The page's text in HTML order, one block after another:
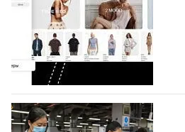
Компания BALLINA
Co., Ltd., основанная в 2011
Гуанчжоу, столице моды Китая,
профессиональной обувной
объединяющей разработку,
07.08.2026 481
На платформе Lamoda -